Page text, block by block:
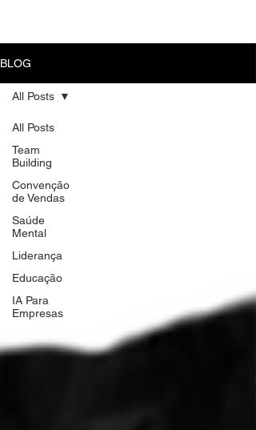
BLOG
All Posts
Team
Building
Convenção
de Vendas
Saúde
Mental
Liderança
Educação
IA Para
Empresas
All Posts